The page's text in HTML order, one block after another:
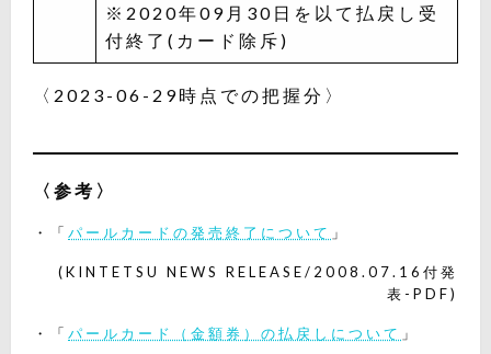
※2020年09月30日を以て払戻し受
付終了(カード除斥)
〈2023-06-29時点での把握分〉
〈参考〉
・「 パールカードの発売終了について 」
(KINTETSU NEWS RELEASE/2008.07.16付発
表-PDF)
・「 パールカード（金額券）の払戻しについて 」